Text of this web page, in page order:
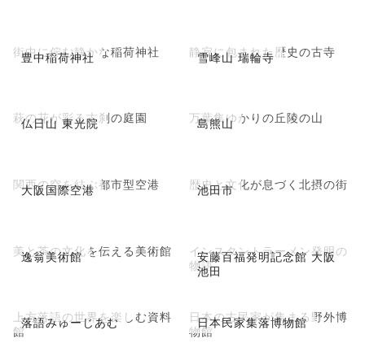
豊中稲荷神社
街中に佇む静かな稲荷神社 雪峰山 瑞輪寺
静寂に包まれた歴史の古寺
仏日山 東光院
萩の花が彩る古刹の庭園 島熊山
万葉集ゆかりの丘陵の山
大阪国際空港
関西の空を結ぶ都市型空港 池田市
歴史と文化が息づく北摂の街
逸翁美術館
美と茶の文化を伝える美術館
安藤百福発明記念館 大阪
池田
インスタントラーメン発明の
物語
落語みゅーじあむ
上方落語の世界を楽しむ資料
館
日本民家集落博物館
日本の古民家が集まる野外博
物館